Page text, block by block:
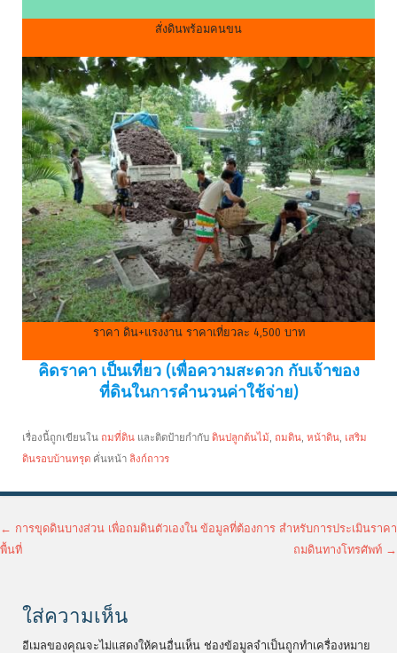
สั่งดินพร้อมคนขน
ราคา ดิน+แรงงาน ราคาเที่ยวละ 4,500 บาท
คิดราคา เป็นเที่ยว (เพื่อความสะดวก กับเจ้าของ
ที่ดินในการคำนวนค่าใช้จ่าย)
เรื่องนี้ถูกเขียนใน ถมที่ดิน และติดป้ายกำกับ ดินปลูกต้นไม้, ถมดิน, หน้าดิน, เสริม
ดินรอบบ้านทรุด คั่นหน้า ลิงก์ถาวร
เมนูนำทางเรื่อง
← การขุดดินบางส่วน เพื่อถมดินตัวเองใน
พื้นที่
ข้อมูลที่ต้องการ สำหรับการประเมินราคา
ถมดินทางโทรศัพท์ →
ใส่ความเห็น
อีเมลของคุณจะไม่แสดงให้คนอื่นเห็น ช่องข้อมูลจำเป็นถูกทำเครื่องหมาย